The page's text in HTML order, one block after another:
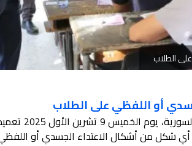
الطلاب
أو اللفظي على الطلاب
أصدرت وزارة
شكل من أشكال الاعتداء الجسدي أو